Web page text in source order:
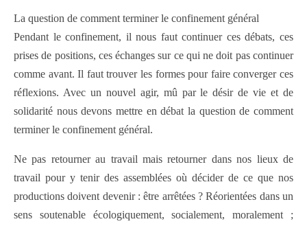
La question de comment terminer le confinement général
Pendant le confinement, il nous faut continuer ces débats, ces
prises de positions, ces échanges sur ce qui ne doit pas continuer
comme avant. Il faut trouver les formes pour faire converger ces
réflexions. Avec un nouvel agir, mû par le désir de vie et de
solidarité nous devons mettre en débat la question de comment
terminer le confinement général.
Ne pas retourner au travail mais retourner dans nos lieux de
travail pour y tenir des assemblées où décider de ce que nos
productions doivent devenir : être arrêtées ? Réorientées dans un
sens soutenable écologiquement, socialement, moralement ;